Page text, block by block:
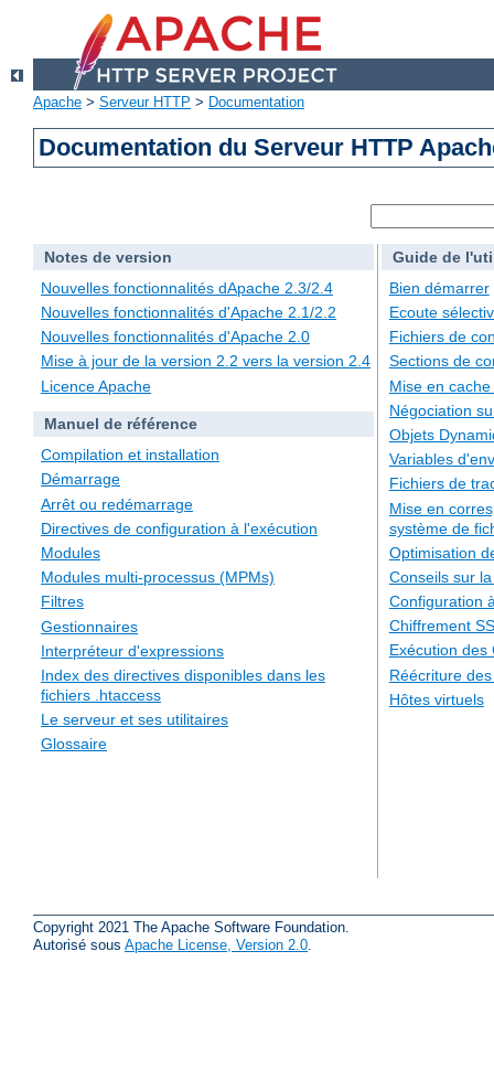
Apache > Serveur HTTP > Documentation
Documentation du Serveur HTTP
Notes de version
Nouvelles fonctionnalités dApache 2.3/2.4
Nouvelles fonctionnalités d'Apache 2.1/2.2
Nouvelles fonctionnalités d'Apache 2.0
Mise à jour de la version 2.2 vers la version 2.4
Licence Apache
Manuel de référence
Compilation et installation
Démarrage
Arrêt ou redémarrage
Directives de configuration à l'exécution
Modules
Modules multi-processus (MPMs)
Filtres
Gestionnaires
Interpréteur d'expressions
Index des directives disponibles dans les
fichiers .htaccess
Le serveur et ses utilitaires
Glossaire
Guide de
Bien démarrer
Ecoute
Fichiers de
Sections de
Mise en
Négociation
Objets
Variables
Fichiers de
Mise en
système de
Optimisation
Conseils sur
Configuration
Chiffrement
Exécution des
Réécriture
Hôtes virtuels
Copyright 2021 The Apache Software Foundation.
Autorisé sous Apache License, Version 2.0